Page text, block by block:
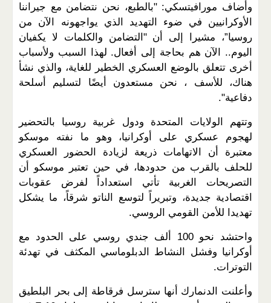
وأضاف مورافيتسكي: "بالطبع، نحن نتضامن مع جيراننا
الأوكرانيين في ضوء التهديد الذي يواجهونه الآن من
روسيا”، مشيرا إلى أن "التضامن والكلمات لا يكفيان
اليوم.. الآن هم بحاجة إلى أفعال. لهذا السبب ولأسباب
أخرى تتعلق بالوضع العسكري الخطير للغاية، والذي نشأ
هناك، للأسف ، نحن مستعدون أيضًا لتسليم أسلحة
دفاعية".
وتتهم الولايات المتحدة ودول غربية روسيا بالتحضير
لهجوم عسكري على أوكرانيا، وهو ما نفته موسكو
معتبرة أن الاتهامات ذريعة لزيادة الحضور العسكري
للحلف بالقرب من حدودها، في حين تعتبر موسكو أن
التصريحات الغربية تأتي استعداداً لفرض عقوبات
اقتصادية جديدة، وتبريراً لتوسع الناتو شرقاً، ما يشكل
تهديدا للأمن القومي الروسي.
واحتشد نحو 100 ألف جندي روسي على الحدود مع
أوكرانيا وفشل النشاط الدبلوماسي المكثف في تهدئة
التوترات.
وأعلنت الدنمارك أنها سترسل فرقاطة إلى بحر البلطيق